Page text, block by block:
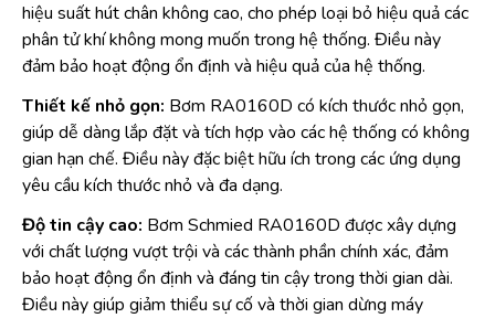
hiệu suất hút chân không cao, cho phép loại bỏ hiệu quả các
phân tử khí không mong muốn trong hệ thống. Điều này
đảm bảo hoạt động ổn định và hiệu quả của hệ thống.
Thiết kế nhỏ gọn: Bơm RA0160D có kích thước nhỏ gọn,
giúp dễ dàng lắp đặt và tích hợp vào các hệ thống có không
gian hạn chế. Điều này đặc biệt hữu ích trong các ứng dụng
yêu cầu kích thước nhỏ và đa dạng.
Độ tin cậy cao: Bơm Schmied RA0160D được xây dựng
với chất lượng vượt trội và các thành phần chính xác, đảm
bảo hoạt động ổn định và đáng tin cậy trong thời gian dài.
Điều này giúp giảm thiểu sự cố và thời gian dừng máy